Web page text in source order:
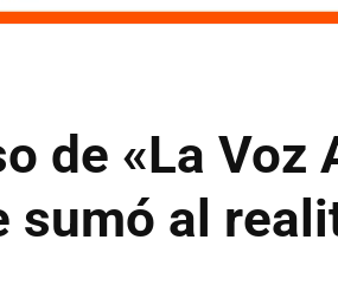
de «La Voz
sumó al